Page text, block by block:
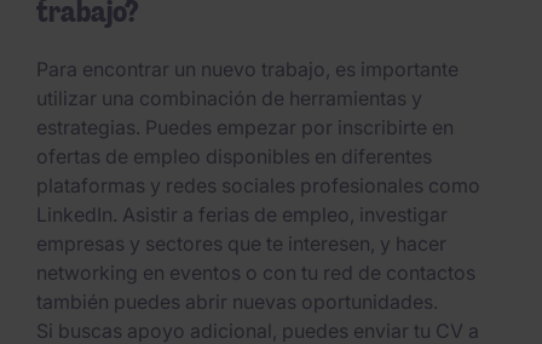
trabajo?
Para encontrar un nuevo trabajo, es importante
utilizar una combinación de herramientas y
estrategias. Puedes empezar por inscribirte en
ofertas de empleo disponibles en diferentes
plataformas y redes sociales profesionales como
LinkedIn. Asistir a ferias de empleo, investigar
empresas y sectores que te interesen, y hacer
networking en eventos o con tu red de contactos
también puedes abrir nuevas oportunidades.
Si buscas apoyo adicional, puedes enviar tu CV a